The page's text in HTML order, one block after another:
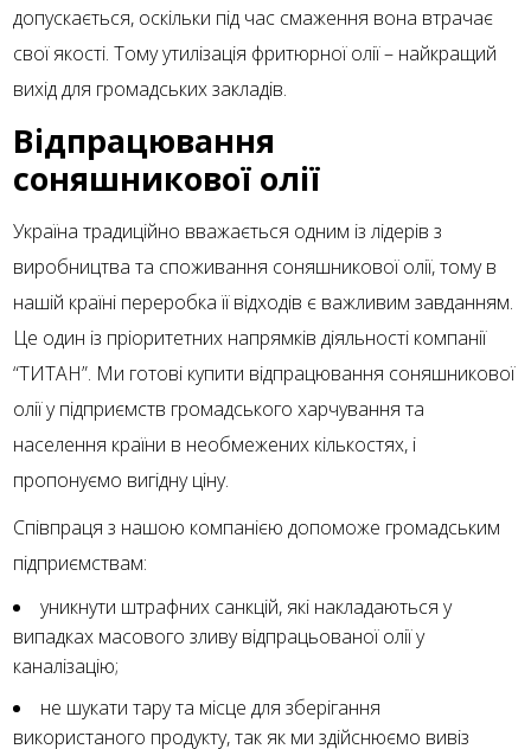
допускається, оскільки під час смаження вона втрачає
свої якості. Тому утилізація фритюрної олії – найкращий
вихід для громадських закладів.
Відпрацювання
соняшникової олії
Україна традиційно вважається одним із лідерів з
виробництва та споживання соняшникової олії, тому в
нашій країні переробка її відходів є важливим завданням.
Це один із пріоритетних напрямків діяльності компанії
“ТИТАН”. Ми готові купити відпрацювання соняшникової
олії у підприємств громадського харчування та
населення країни в необмежених кількостях, і
пропонуємо вигідну ціну.
Співпраця з нашою компанією допоможе громадським
підприємствам:
уникнути штрафних санкцій, які накладаються у
випадках масового зливу відпрацьованої олії у
каналізацію;
не шукати тару та місце для зберігання
використаного продукту, так як ми здійснюємо вивіз